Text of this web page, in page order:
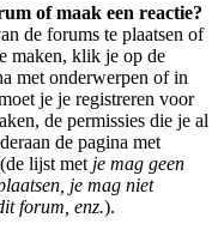
of maak een reactie?
de forums te plaatsen of
maken, klik je op de
met onderwerpen of in
je je registreren voor
de permissies die je al
de pagina met
lijst met je mag geen
je mag niet
forum, enz.).